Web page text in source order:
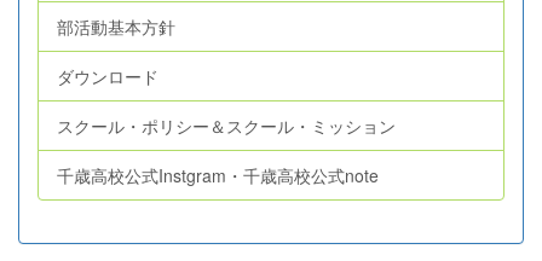
部活動基本方針
ダウンロード
スクール・ポリシー＆スクール・ミッション
千歳高校公式Instgram・千歳高校公式note